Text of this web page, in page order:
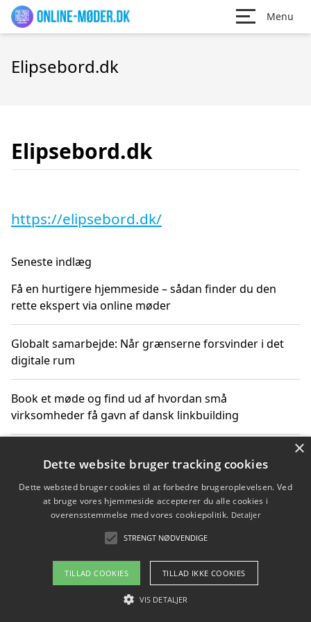
Menu
Elipsebord.dk
Elipsebord.dk
https://elipsebord.dk/
Seneste indlæg
Få en hurtigere hjemmeside – sådan finder du den
rette ekspert via online møder
Globalt samarbejde: Når grænserne forsvinder i det
digitale rum
Book et møde og find ud af hvordan små
virksomheder få gavn af dansk linkbuilding
får du indgår et samarbejde
Hold et møde med en WordPress ekspert og vælg den
mest professionelle til at vedligeholde din løsning
Copyright 2026 - Pilanto Aps
Om / kontakt
×
Dette website bruger tracking cookies
Dette websted bruger cookies til at forbedre brugeroplevelsen. Ved
at bruge vores hjemmeside accepterer du alle cookies i
overensstemmelse med vores cookiepolitik. Detaljer
STRENGT NØDVENDIGE
TILLAD COOKIES TILLAD IKKE COOKIES
VIS DETALJER